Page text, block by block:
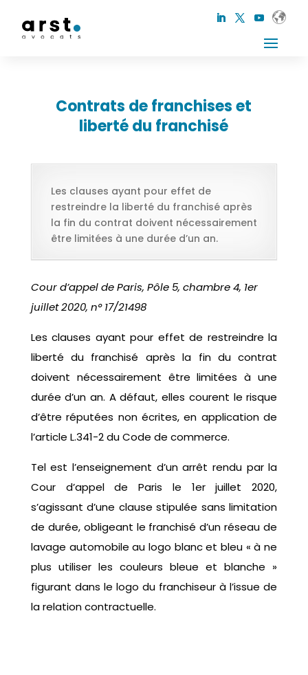
Contrats de franchises et
liberté du franchisé
Les clauses ayant pour effet de
restreindre la liberté du franchisé après
la fin du contrat doivent nécessairement
être limitées à une durée d’un an.
Cour d’appel de Paris, Pôle 5, chambre 4, 1er
juillet 2020, n° 17/21498
Les clauses ayant pour effet de restreindre la
liberté du franchisé après la fin du contrat
doivent nécessairement être limitées à une
durée d’un an. A défaut, elles courent le risque
d’être réputées non écrites, en application de
l’article L.341-2 du Code de commerce.
Tel est l’enseignement d’un arrêt rendu par la
Cour d’appel de Paris le 1er juillet 2020,
s’agissant d’une clause stipulée sans limitation
de durée, obligeant le franchisé d’un réseau de
lavage automobile au logo blanc et bleu « à ne
plus utiliser les couleurs bleue et blanche »
figurant dans le logo du franchiseur à l’issue de
la relation contractuelle.